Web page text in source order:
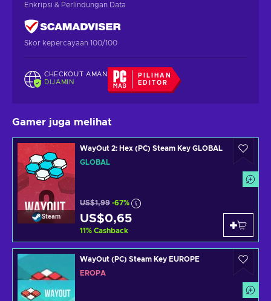
Enkripsi & Perlindungan Data
Skor kepercayaan 100/100
CHECKOUT AMAN
DIJAMIN
PILIHAN
EDITOR
Gamer juga melihat
Steam
WayOut 2: Hex (PC) Steam Key GLOBAL
GLOBAL
US$1,99 -67%
US$0,65
11% Cashback
WayOut (PC) Steam Key EUROPE
EROPA